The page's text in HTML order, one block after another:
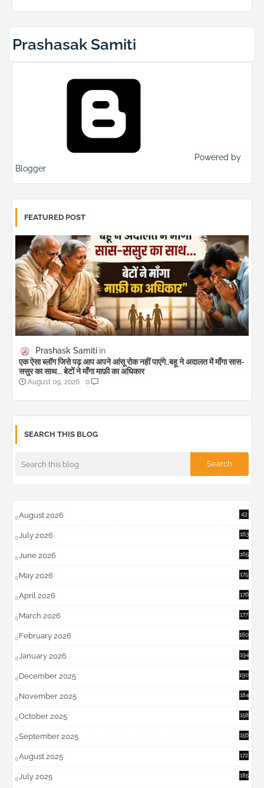
Prashasak Samiti
Powered by
Blogger
FEATURED POST
Prashask Samiti
एक ऐसा ब्लॉग जिसे पढ़ आप अपने आंसू रोक नहीं पाएंगे..बहू ने अदालत में माँगा सास-
ससुर का साथ... बेटों ने माँगा माफ़ी का अधिकार
August 09, 2026 0
SEARCH THIS BLOG
August 2026 43
July 2026 163
June 2026 165
May 2026 175
April 2026 176
March 2026 177
February 2026 160
January 2026 194
December 2025 190
November 2025 184
October 2025 158
September 2025 156
August 2025 172
July 2025 185